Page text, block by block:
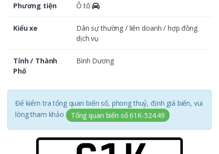
Phương tiện Ô tô
Kiểu xe
Dân sự thường / liên doanh / hợp đồng
dịch vụ
Tỉnh / Thành
Phố
Bình Dương
Để kiểm tra tổng quan biển số, phong thuỷ, định giá biển, vui
lòng tham khảo
Tổng quan biển số 61K-524.49